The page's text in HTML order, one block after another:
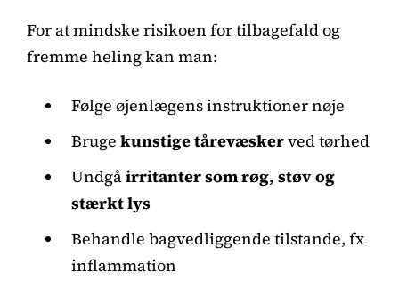
For at mindske risikoen for tilbagefald og
fremme heling kan man:
Følge øjenlægens instruktioner nøje
Bruge kunstige tårevæskerved tørhed
Undgåirritanter som røg, støv og
stærkt lys
Behandle bagvedliggende tilstande, fx
inflammation